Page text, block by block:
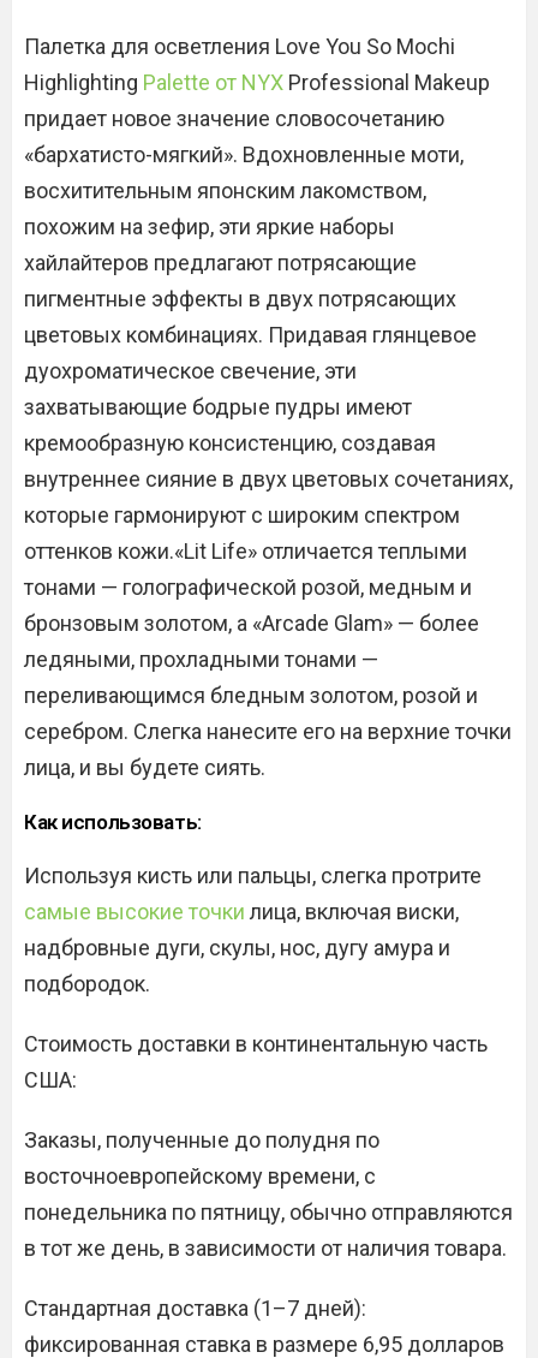
Палетка для осветления Love You So Mochi
Highlighting Palette от NYX Professional Makeup
придает новое значение словосочетанию
«бархатисто-мягкий». Вдохновленные моти,
восхитительным японским лакомством,
похожим на зефир, эти яркие наборы
хайлайтеров предлагают потрясающие
пигментные эффекты в двух потрясающих
цветовых комбинациях. Придавая глянцевое
дуохроматическое свечение, эти
захватывающие бодрые пудры имеют
кремообразную консистенцию, создавая
внутреннее сияние в двух цветовых сочетаниях,
которые гармонируют с широким спектром
оттенков кожи.«Lit Life» отличается теплыми
тонами — голографической розой, медным и
бронзовым золотом, а «Arcade Glam» — более
ледяными, прохладными тонами —
переливающимся бледным золотом, розой и
серебром. Слегка нанесите его на верхние точки
лица, и вы будете сиять.
Как использовать:
Используя кисть или пальцы, слегка протрите
самые высокие точки лица, включая виски,
надбровные дуги, скулы, нос, дугу амура и
подбородок.
Стоимость доставки в континентальную часть
США:
Заказы, полученные до полудня по
восточноевропейскому времени, с
понедельника по пятницу, обычно отправляются
в тот же день, в зависимости от наличия товара.
Стандартная доставка (1–7 дней):
фиксированная ставка в размере 6,95 долларов